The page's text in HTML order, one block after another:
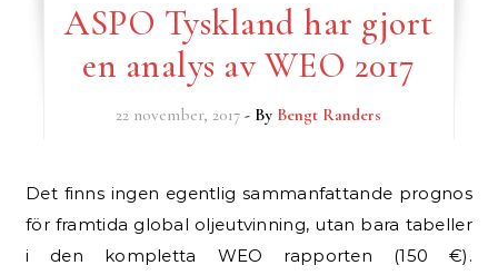
ASPO Tyskland har gjort
en analys av WEO 2017
22 november, 2017 - By Bengt Randers
Det finns ingen egentlig sammanfattande prognos
för framtida global oljeutvinning, utan bara tabeller
i den kompletta WEO rapporten (150 €).